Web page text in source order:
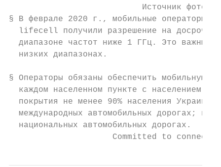
Источник фото:
§ В феврале 2020 г., мобильные операторы
lifecell получили разрешение на
диапазоне частот ниже 1 ГГц. Это важный
  низких диапазонах.
§ Операторы обязаны обеспечить мобильную
каждом населенном пункте с населением
покрытия не менее 90% населения Украины;
международных автомобильных дорогах; в
  национальных автомобильных дорогах.
Committed to